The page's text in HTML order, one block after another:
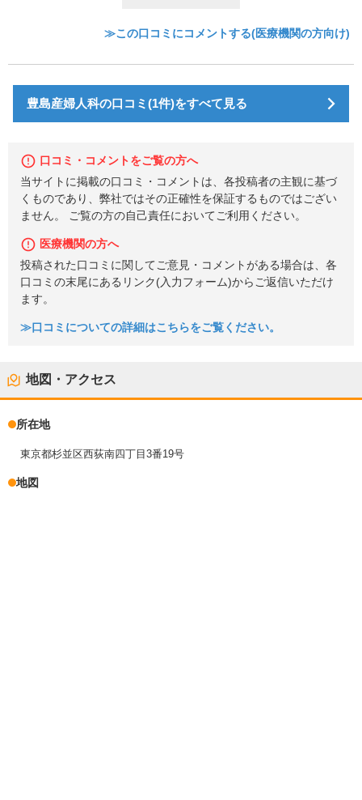
≫この口コミにコメントする(医療機関の方向け)
豊島産婦人科の口コミ(1件)をすべて見る
口コミ・コメントをご覧の方へ
当サイトに掲載の口コミ・コメントは、各投稿者の主観に基づ
くものであり、弊社ではその正確性を保証するものではござい
ません。 ご覧の方の自己責任においてご利用ください。
医療機関の方へ
投稿された口コミに関してご意見・コメントがある場合は、各
口コミの末尾にあるリンク(入力フォーム)からご返信いただけ
ます。
≫口コミについての詳細はこちらをご覧ください。
地図・アクセス
所在地
東京都杉並区西荻南四丁目3番19号
地図